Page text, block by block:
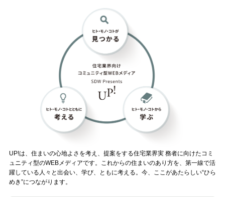
UP!は、住まいの心地よさを考え、提案をする住宅業界実 務者に向けたコミ
ュニティ型のWEBメディアです。これからの住まいのあり方を、第一線で活
躍している人々と出会い、学び、ともに考える。今、ここがあたらしい“ひら
めき”につながります。